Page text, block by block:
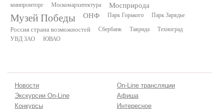
минпромторг
Москомархитектура Мосприрода
Музей Победы ОНФ Парк Горького Парк Зарядье
Россия страна возможностей Сбербанк Таврида
Техноград
УВД ЗАО
ЮВАО
Новости
On-Line трансляции
Экскурсии On-Line
Афиша
Конкурсы
Интересное